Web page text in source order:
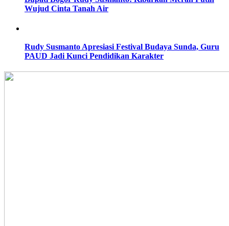
Wujud Cinta Tanah Air
Rudy Susmanto Apresiasi Festival Budaya Sunda, Guru
PAUD Jadi Kunci Pendidikan Karakter